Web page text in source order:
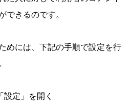
できるのです。
めには、下記の手順で設定を行
定」を開く